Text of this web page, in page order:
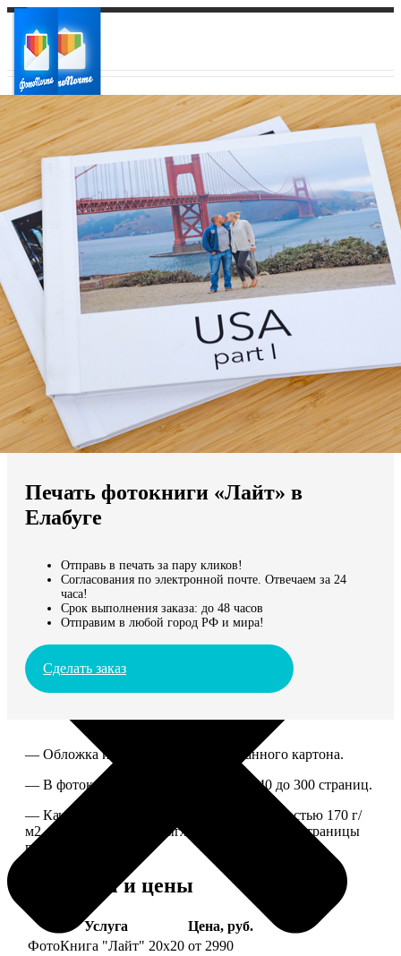
Ваш город:
Ваш регион доставки
Выберите из списка:
Мы доставляем по всему миру
Продолжить без города
Печать фотокниги «Лайт» в
Елабуге
Отправь в печать за пару кликов!
Согласования по электронной почте. Отвечаем за 24
часа!
Срок выполнения заказа: до 48 часов
Отправим в любой город РФ и мира!
Сделать заказ
— Обложка из твердого ламинированного картона.
— В фотокниге можно разместить от 40 до 300 страниц.
— Качественная мелованная бумага плотностью 170 г/
м2, то есть страницы выглядят, как плотные страницы
глянцевого журнала.
Форматы и цены
Услуга
Цена, руб.
ФотоКнига "Лайт" 20x20 от 2990